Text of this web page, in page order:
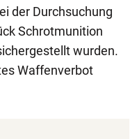
der Durchsuchung
Schrotmunition
wurden.
Waffenverbot